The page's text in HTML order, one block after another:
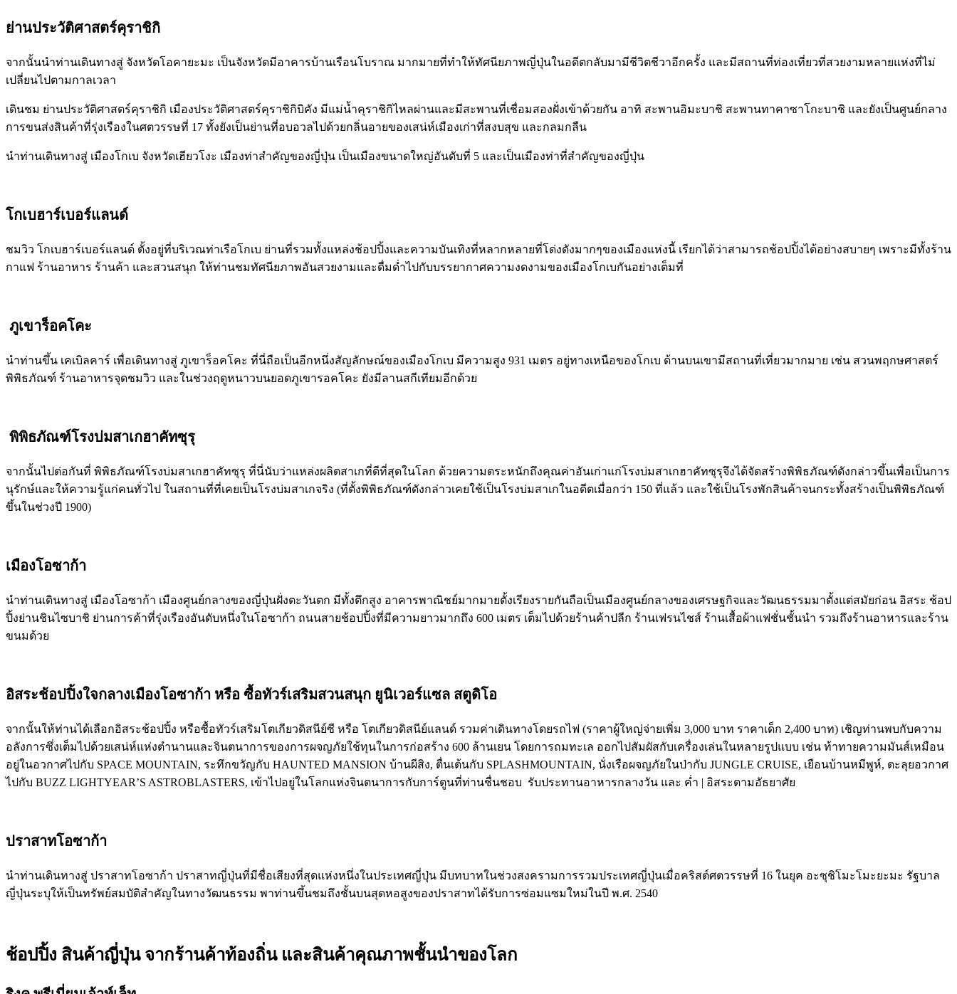
ย่านประวัติศาสตร์คุราชิกิ
จากนั้นนำท่านเดินทางสู่ จังหวัดโอคายะมะ เป็นจังหวัดมีอาคารบ้านเรือนโบราณ มากมายที่ทำให้ทัศนียภาพญี่ปุ่นในอดีตกลับมามีชีวิตชีวาอีกครั้ง และมีสถานที่ท่องเที่ยวที่สวยงามหลายแห่งที่ไม่
เปลี่ยนไปตามกาลเวลา
เดินชม ย่านประวัติศาสตร์คุราชิกิ เมืองประวัติศาสตร์คุราชิกิบิคัง มีแม่น้ำคุราชิกิไหลผ่านและมีสะพานที่เชื่อมสองฝั่งเข้าด้วยกัน อาทิ สะพานอิมะบาชิ สะพานทาคาซาโกะบาชิ และยังเป็นศูนย์กลาง
การขนส่งสินค้าที่รุ่งเรืองในศตวรรษที่ 17 ทั้งยังเป็นย่านที่อบอวลไปด้วยกลิ่นอายของเสน่ห์เมืองเก่าที่สงบสุข และกลมกลืน
นำท่านเดินทางสู่ เมืองโกเบ จังหวัดเฮียวโงะ เมืองท่าสำคัญของญี่ปุ่น เป็นเมืองขนาดใหญ่อันดับที่ 5 และเป็นเมืองท่าที่สำคัญของญี่ปุ่น
โกเบฮาร์เบอร์แลนด์
ชมวิว โกเบฮาร์เบอร์แลนด์ ตั้งอยู่ที่บริเวณท่าเรือโกเบ ย่านที่รวมทั้งแหล่งช้อปปิ้งและความบันเทิงที่หลากหลายที่โด่งดังมากๆของเมืองแห่งนี้ เรียกได้ว่าสามารถช้อปปิ้งได้อย่างสบายๆ เพราะมีทั้งร้าน
กาแฟ ร้านอาหาร ร้านค้า และสวนสนุก ให้ท่านชมทัศนียภาพอันสวยงามและดื่มด่ำไปกับบรรยากาศความงดงามของเมืองโกเบกันอย่างเต็มที่
ภูเขาร็อคโคะ
นำท่านขึ้น เคเบิลคาร์ เพื่อเดินทางสู่ ภูเขาร็อคโคะ ที่นี่ถือเป็นอีกหนึ่งสัญลักษณ์ของเมืองโกเบ มีความสูง 931 เมตร อยู่ทางเหนือของโกเบ ด้านบนเขามีสถานที่เที่ยวมากมาย เช่น สวนพฤกษศาสตร์
พิพิธภัณฑ์ ร้านอาหารจุดชมวิว และในช่วงฤดูหนาวบนยอดภูเขารอคโคะ ยังมีลานสกีเทียมอีกด้วย
พิพิธภัณฑ์โรงบ่มสาเกฮาคัทซุรุ
จากนั้นไปต่อกันที่ พิพิธภัณฑ์โรงบ่มสาเกฮาคัทซุรุ ที่นี่นับว่าแหล่งผลิตสาเกที่ดีที่สุดในโลก ด้วยความตระหนักถึงคุณค่าอันเก่าแก่โรงบ่มสาเกฮาคัทซุรุจึงได้จัดสร้างพิพิธภัณฑ์ดังกล่าวขึ้นเพื่อเป็นการ
นุรักษ์และให้ความรู้แก่คนทั่วไป ในสถานที่ที่เคยเป็นโรงบ่มสาเกจริง (ที่ตั้งพิพิธภัณฑ์ดังกล่าวเคยใช้เป็นโรงบ่มสาเกในอดีตเมื่อกว่า 150 ที่แล้ว และใช้เป็นโรงพักสินค้าจนกระทั้งสร้างเป็นพิพิธภัณฑ์
ขึ้นในช่วงปี 1900)
เมืองโอซาก้า
นำท่านเดินทางสู่ เมืองโอซาก้า เมืองศูนย์กลางของญี่ปุ่นฝั่งตะวันตก มีทั้งตึกสูง อาคารพาณิชย์มากมายตั้งเรียงรายกันถือเป็นเมืองศูนย์กลางของเศรษฐกิจและวัฒนธรรมมาตั้งแต่สมัยก่อน อิสระ ช้อป
ปิ้งย่านชินไซบาชิ ย่านการค้าที่รุ่งเรืองอันดับหนึ่งในโอซาก้า ถนนสายช้อปปิ้งที่มีความยาวมากถึง 600 เมตร เต็มไปด้วยร้านค้าปลีก ร้านเฟรนไชส์ ร้านเสื้อผ้าแฟชั่นชั้นนำ รวมถึงร้านอาหารและร้าน
ขนมด้วย
อิสระช้อปปิ้งใจกลางเมืองโอซาก้า หรือ ซื้อทัวร์เสริมสวนสนุก ยูนิเวอร์แซล สตูดิโอ
จากนั้นให้ท่านได้เลือกอิสระช้อปปิ้ง หรือซื้อทัวร์เสริมโตเกียวดิสนีย์ซี หรือ โตเกียวดิสนีย์แลนด์ รวมค่าเดินทางโดยรถไฟ (ราคาผู้ใหญ่จ่ายเพิ่ม 3,000 บาท ราคาเด็ก 2,400 บาท) เชิญท่านพบกับความ
อลังการซึ่งเต็มไปด้วยเสน่ห์แห่งตำนานและจินตนาการของการผจญภัยใช้ทุนในการก่อสร้าง 600 ล้านเยน โดยการถมทะเล ออกไปสัมผัสกับเครื่องเล่นในหลายรูปแบบ เช่น ท้าทายความมันส์เหมือน
อยู่ในอวกาศไปกับ SPACE MOUNTAIN, ระทึกขวัญกับ HAUNTED MANSION บ้านผีสิง, ตื่นเต้นกับ SPLASHMOUNTAIN, นั่งเรือผจญภัยในป่ากับ JUNGLE CRUISE, เยือนบ้านหมีพูห์, ตะลุยอวกาศ
ไปกับ BUZZ LIGHTYEAR’S ASTROBLASTERS, เข้าไปอยู่ในโลกแห่งจินตนาการกับการ์ตูนที่ท่านชื่นชอบ รับประทานอาหารกลางวัน และ ค่ำ | อิสระตามอัธยาศัย
ปราสาทโอซาก้า
นำท่านเดินทางสู่ ปราสาทโอซาก้า ปราสาทญี่ปุ่นที่มีชื่อเสียงที่สุดแห่งหนึ่งในประเทศญี่ปุ่น มีบทบาทในช่วงสงครามการรวมประเทศญี่ปุ่นเมื่อคริสต์ศตวรรษที่ 16 ในยุค อะซุชิโมะโมะยะมะ รัฐบาล
ญี่ปุ่นระบุให้เป็นทรัพย์สมบัติสำคัญในทางวัฒนธรรม พาท่านขึ้นชมถึงชั้นบนสุดหอสูงของปราสาทได้รับการซ่อมแซมใหม่ในปี พ.ศ. 2540
ช้อปปิ้ง สินค้าญี่ปุ่น จากร้านค้าท้องถิ่น และสินค้าคุณภาพชั้นนำของโลก